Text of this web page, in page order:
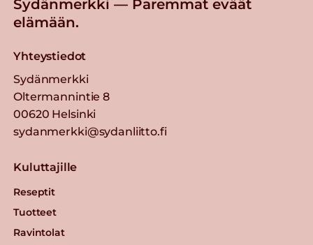
Sydänmerkki — Paremmat eväät
elämään.
Yhteystiedot
Sydänmerkki
Oltermannintie 8
00620 Helsinki
sydanmerkki@sydanliitto.fi
Kuluttajille
Reseptit
Tuotteet
Ravintolat